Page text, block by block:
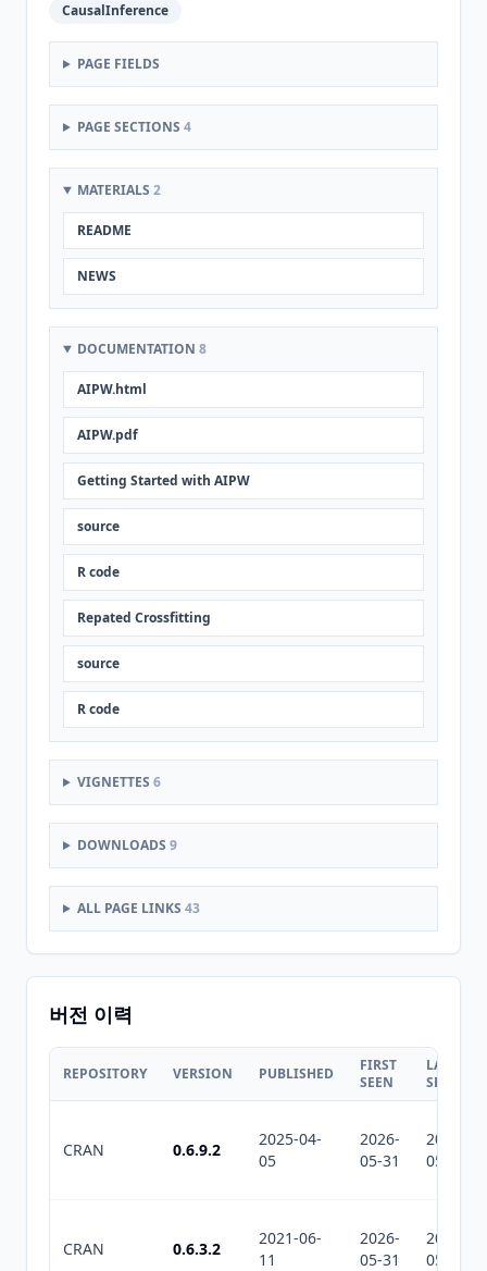
CausalInference
PAGE FIELDS
PAGE SECTIONS 4
MATERIALS 2
README
NEWS
DOCUMENTATION 8
AIPW.html
AIPW.pdf
Getting Started with AIPW
source
R code
Repated Crossfitting
source
R code
VIGNETTES 6
DOWNLOADS 9
ALL PAGE LINKS 43
버전 이력
REPOSITORY VERSION PUBLISHED
FIRST
SEEN
LAST
SEEN
CRAN 0.6.9.2
2025-04-
05
2026-
05-31
2026-
05-31
CRAN 0.6.3.2
2021-06-
11
2026-
05-31
2026-
05-31